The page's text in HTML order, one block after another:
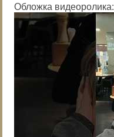
Обложка видеоролика: